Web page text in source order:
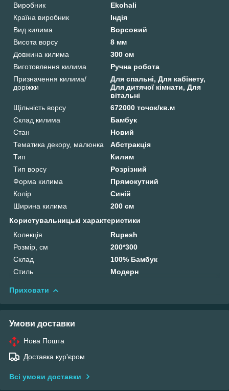
Виробник
Ekohali
Країна виробник
Індія
Вид килима
Ворсовий
Висота ворсу
8 мм
Довжина килима
300 см
Виготовлення килима
Ручна робота
Призначення килима/
доріжки
Для спальні, Для кабінету,
Для дитячої кімнати, Для
вітальні
Щільність ворсу
672000 точок/кв.м
Склад килима
Бамбук
Стан
Новий
Тематика декору, малюнка
Абстракція
Тип
Килим
Тип ворсу
Розрізний
Форма килима
Прямокутний
Колір
Синій
Ширина килима
200 см
Користувальницькі характеристики
Колекція
Rupesh
Розмір, см
200*300
Склад
100% Бамбук
Стиль
Модерн
Приховати
Умови доставки
Нова Пошта
Доставка кур'єром
Всі умови доставки